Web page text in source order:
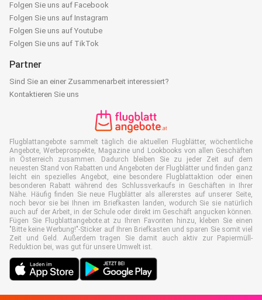
Folgen Sie uns auf Facebook
Folgen Sie uns auf Instagram
Folgen Sie uns auf Youtube
Folgen Sie uns auf TikTok
Partner
Sind Sie an einer Zusammenarbeit interessiert?
Kontaktieren Sie uns
Flugblattangebote sammelt täglich die aktuellen Flugblätter, wöchentliche
Angebote, Werbeprospekte, Magazine und Lookbooks von allen Geschäften
in Österreich zusammen. Dadurch bleiben Sie zu jeder Zeit auf dem
neuesten Stand von Rabatten und Angeboten der Flugblätter und finden ganz
leicht ein spezielles Angebot, eine besondere Flugblattaktion oder einen
besonderen Rabatt während des Schlussverkaufs in Geschäften in Ihrer
Nähe. Häufig finden Sie neue Flugblätter als allererstes auf unserer Seite,
noch bevor sie bei Ihnen im Briefkasten landen, wodurch Sie sie natürlich
auch auf der Arbeit, in der Schule oder direkt im Geschäft angucken können.
Fügen Sie Flugblattangebote.at zu Ihren Favoriten hinzu, kleben Sie einen
"Bitte keine Werbung!"-Sticker auf Ihren Briefkasten und sparen Sie somit viel
Zeit und Geld. Außerdem tragen Sie damit auch aktiv zur Papiermüll-
Reduktion bei, was gut für unsere Umwelt ist.